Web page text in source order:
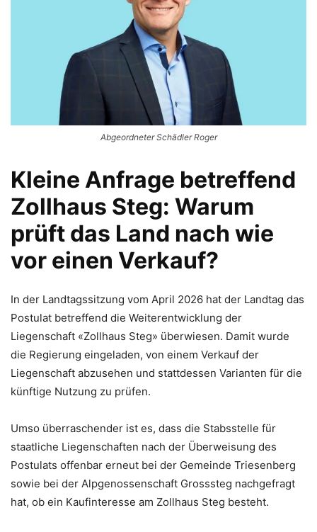
Abgeordneter Schädler Roger
Kleine Anfrage betreffend
Zollhaus Steg: Warum
prüft das Land nach wie
vor einen Verkauf?
In der Landtagssitzung vom April 2026 hat der Landtag das
Postulat betreffend die Weiterentwicklung der
Liegenschaft «Zollhaus Steg» überwiesen. Damit wurde
die Regierung eingeladen, von einem Verkauf der
Liegenschaft abzusehen und stattdessen Varianten für die
künftige Nutzung zu prüfen.
Umso überraschender ist es, dass die Stabsstelle für
staatliche Liegenschaften nach der Überweisung des
Postulats offenbar erneut bei der Gemeinde Triesenberg
sowie bei der Alpgenossenschaft Grosssteg nachgefragt
hat, ob ein Kaufinteresse am Zollhaus Steg besteht.